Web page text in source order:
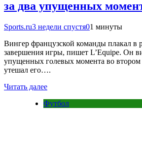
за два упущенных
Sports.ru3 недели спустя01 минуты
Вингер французской команды плакал в
завершения игры, пишет L’Equipe. Он
упущенных голевых момента во
утешал его….
Читать далее
Футбол